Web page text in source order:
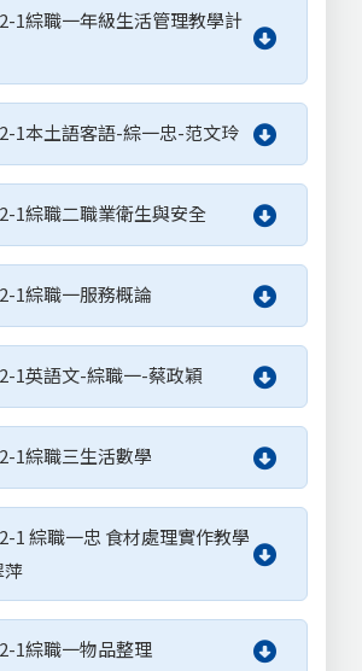
1綜職一年級生活管理教學計
1本土語客語-綜一忠-范文玲
1綜職二職業衛生與安全
1綜職一服務概論
1英語文-綜職一-蔡政穎
1綜職三生活數學
1 綜職一忠 食材處理實作教學
萍
1綜職一物品整理